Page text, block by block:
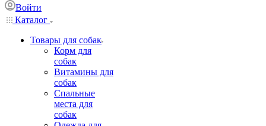
Войти
Каталог
Товары для собак
Корм для
собак
Витамины для
собак
Спальные
места для
собак